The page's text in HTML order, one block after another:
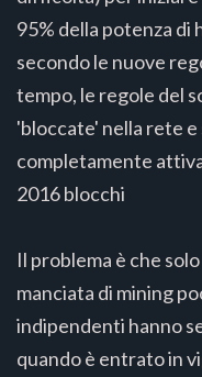
95% della potenza di
secondo le nuove
tempo, le regole del
'bloccate' nella rete
completamente
2016 blocchi
Il problema è che
manciata di mining
indipendenti hanno
quando è entrato in